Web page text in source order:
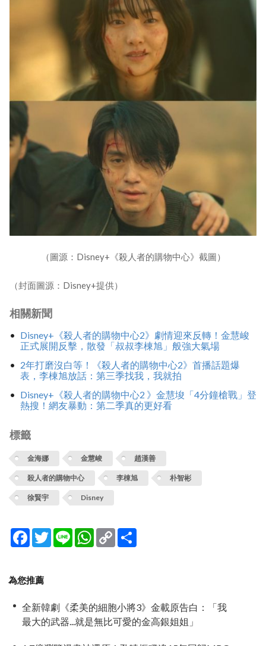
（圖源：Disney+《殺人者的購物中心》截圖）
（封面圖源：Disney+提供）
相關新聞
Disney+《殺人者的購物中心2》劇情迎來反轉！金慧峻
正式展開反擊，散發「叔叔李棟旭」般強大氣場
2年打磨沒白等！《殺人者的購物中心2》首播話題爆
表，李棟旭放話：第三季找我，我就拍
Disney+《殺人者的購物中心2 》金慧埈「4分鐘槍戰」登
熱搜！網友暴動：第二季真的更好看
標籤
金海娜 金慧峻 趙漢善
殺人者的購物中心 李棟旭 朴智彬
徐賢宇 Disney
Facebook
TwitterLine WhatsApp
Copy
Link
為您推薦
全新韓劇《柔美的細胞小將3》金載原告白：「我
最大的武器...就是無比可愛的金高銀姐姐」